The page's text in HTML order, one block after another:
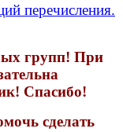
перечисления.
групп! При
Спасибо!
сделать